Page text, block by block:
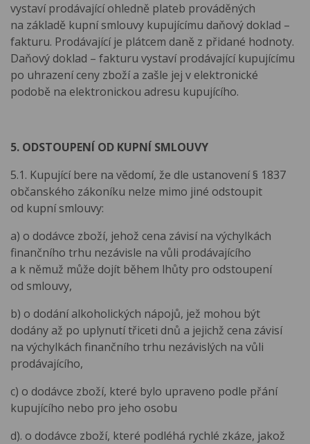
vystaví prodávající ohledně plateb prováděných
na základě kupní smlouvy kupujícímu daňový doklad –
fakturu. Prodávající je plátcem daně z přidané hodnoty.
Daňový doklad – fakturu vystaví prodávající kupujícímu
po uhrazení ceny zboží a zašle jej v elektronické
podobě na elektronickou adresu kupujícího.
5. ODSTOUPENÍ OD KUPNÍ SMLOUVY
5.1. Kupující bere na vědomí, že dle ustanovení § 1837
občanského zákoníku nelze mimo jiné odstoupit
od kupní smlouvy:
a) o dodávce zboží, jehož cena závisí na výchylkách
finančního trhu nezávisle na vůli prodávajícího
a k němuž může dojít během lhůty pro odstoupení
od smlouvy,
b) o dodání alkoholických nápojů, jež mohou být
dodány až po uplynutí třiceti dnů a jejichž cena závisí
na výchylkách finančního trhu nezávislých na vůli
prodávajícího,
c) o dodávce zboží, které bylo upraveno podle přání
kupujícího nebo pro jeho osobu
d). o dodávce zboží, které podléhá rychlé zkáze, jakož